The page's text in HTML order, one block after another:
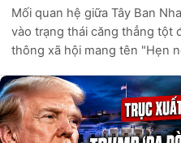
Mối quan hệ giữa Tây Ban
vào trạng thái căng thẳng tột
thông xã hội mang tên "Hẹn
thổ hải ngoại của Tây...